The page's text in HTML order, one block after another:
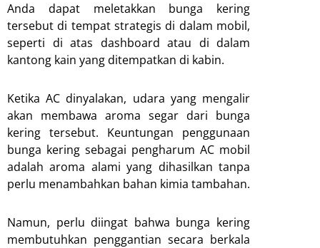
Anda dapat meletakkan bunga kering
tersebut di tempat strategis di dalam mobil,
seperti di atas dashboard atau di dalam
kantong kain yang ditempatkan di kabin.
Ketika AC dinyalakan, udara yang mengalir
akan membawa aroma segar dari bunga
kering tersebut. Keuntungan penggunaan
bunga kering sebagai pengharum AC mobil
adalah aroma alami yang dihasilkan tanpa
perlu menambahkan bahan kimia tambahan.
Namun, perlu diingat bahwa bunga kering
membutuhkan penggantian secara berkala